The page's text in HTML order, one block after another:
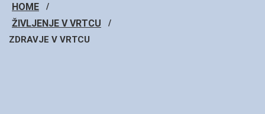
HOME
ŽIVLJENJE V VRTCU
ZDRAVJE V VRTCU